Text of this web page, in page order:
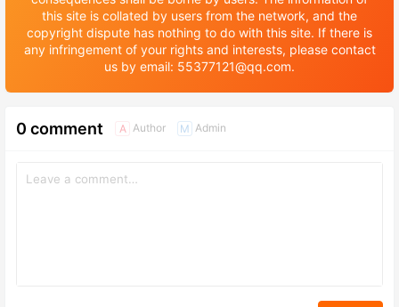
this site is collated by users from the network, and the
copyright dispute has nothing to do with this site. If there is
any infringement of your rights and interests, please contact
us by email: 55377121@qq.com.
0 comment A Author M Admin